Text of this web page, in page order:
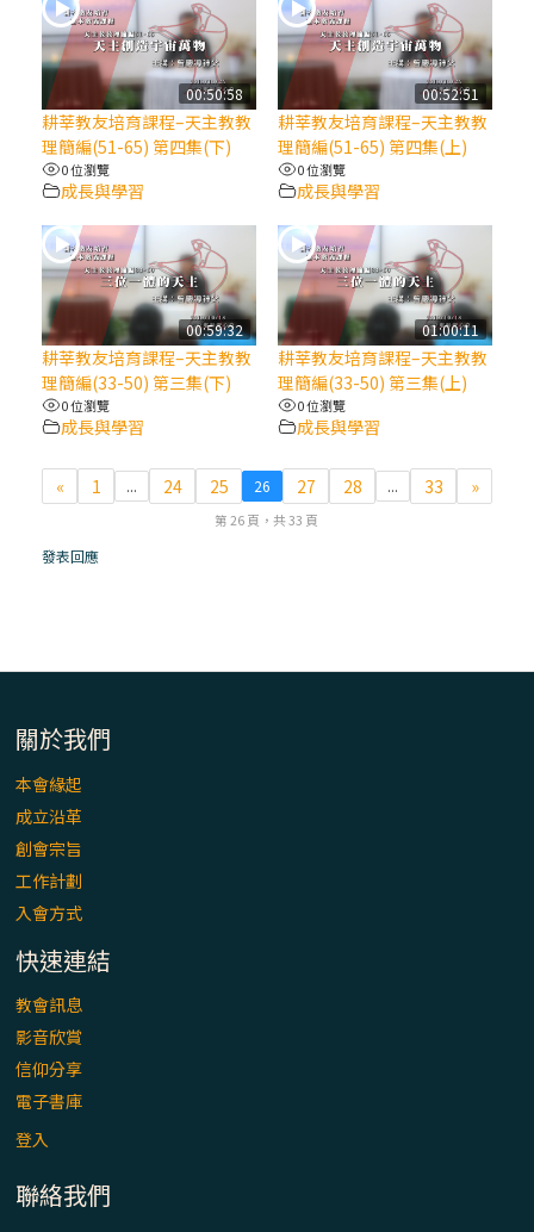
(9完結)黃敏正主教帶你做【將臨期避靜】—
匝凱的「新生命」：利他與內化
(8)黃敏正主教帶你做【將臨期避靜】—耶穌
降生成人與人同在＝「厄瑪努爾」
(7)黃敏正主教帶你做【將臨期避靜】—耶穌
降生人間，需要人的「接納」
(6)黃敏正主教帶你做【將臨期避靜】—「馬
槽」═「謙卑」
(5)黃敏正主教帶你做【將臨期避靜】—「福
傳」：講耶穌的故事
(4)黃敏正主教帶你做【將臨期避靜】—匝凱
「想看」耶穌，耶穌「走近」匝凱
(2)黃敏正主教帶你做【將臨期避靜】—
00:50:58
耕莘教友培育課程–天主教教
理簡編(51-65) 第四集(下)
0 位瀏覽
成長與學習
00:52:51
耕莘教友培育課程–天主教教
理簡編(51-65) 第四集(上)
0 位瀏覽
成長與學習
00:59:32
耕莘教友培育課程–天主教教
理簡編(33-50) 第三集(下)
0 位瀏覽
成長與學習
01:00:11
耕莘教友培育課程–天主教教
理簡編(33-50) 第三集(上)
0 位瀏覽
成長與學習
« 1 ... 24 25 26 27 28 ... 33 »
第 26 頁，共 33 頁
發表回應
關於我們
本會緣起
成立沿革
創會宗旨
工作計劃
入會方式
快速連結
教會訊息
影音欣賞
信仰分享
電子書庫
登入
聯絡我們